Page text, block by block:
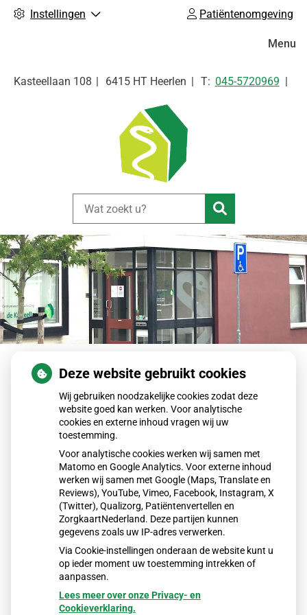
Instellingen Patiëntenomgeving
Kasteellaan 108 6415 HT Heerlen Tel:
045-5720969
Zoeken
Menu
Kayleigh
Doktersassistente
Terug naar overzicht
Deze website gebruikt cookies
Wij gebruiken noodzakelijke cookies zodat deze
website goed kan werken. Voor analytische
cookies en externe inhoud vragen wij uw
toestemming.
Voor analytische cookies werken wij samen met
Matomo en Google Analytics. Voor externe inhoud
werken wij samen met Google (Maps, Translate en
Reviews), YouTube, Vimeo, Facebook, Instagram, X
(Twitter), Qualizorg, Patiëntenvertellen en
ZorgkaartNederland. Deze partijen kunnen
gegevens zoals uw IP-adres verwerken.
Via Cookie-instellingen onderaan de website kunt u
op ieder moment uw toestemming intrekken of
aanpassen.
Lees meer over onze Privacy- en
Cookieverklaring.